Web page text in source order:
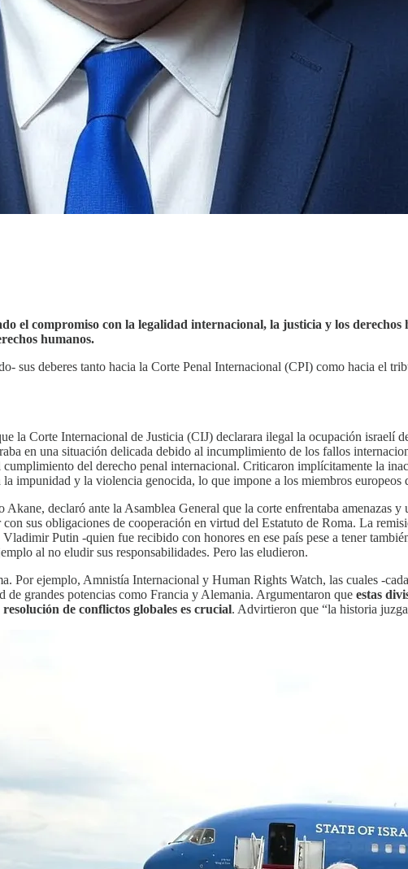
el compromiso con la legalidad internacional, la justicia y los
humanos.
sus deberes tanto hacia la Corte Penal Internacional (CPI) como hacia el
la Corte Internacional de Justicia (CIJ) declarara ilegal la ocupación
en una situación delicada debido al incumplimiento de los fallos
del derecho penal internacional. Criticaron implícitamente la
impunidad y la violencia genocida, lo que impone a los miembros
declaró ante la Asamblea General que la corte enfrentaba amenazas
sus obligaciones de cooperación en virtud del Estatuto de Roma. La
Putin -quien fue recibido con honores en ese país pese a tener
al no eludir sus responsabilidades. Pero las eludieron.
Por ejemplo, Amnistía Internacional y Human Rights Watch, las cuales -
grandes potencias como Francia y Alemania. Argumentaron que estas
de conflictos globales es crucial. Advirtieron que “la historia